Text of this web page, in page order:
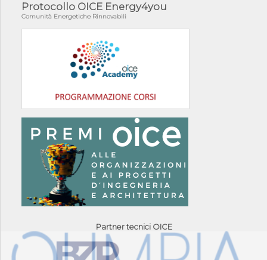
Protocollo OICE Energy4you
Comunità Energetiche Rinnovabili
Partner tecnici OICE